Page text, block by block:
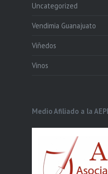
Uncategorized
Vendimia Guanajuato
Viñedos
Vinos
Medio Afiliado a la